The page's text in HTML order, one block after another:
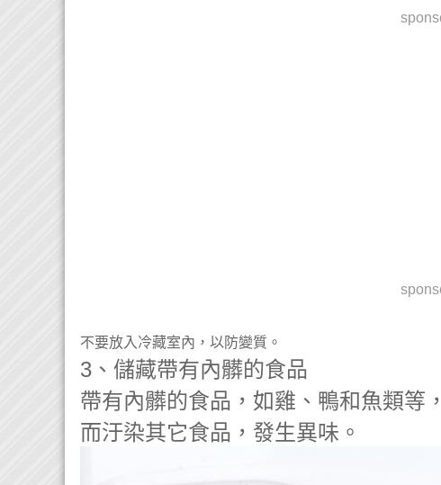
不要放入冷藏室內，以防變質。
3、儲藏帶有內髒的食品
帶有內髒的食品，如雞、鴨和魚類等
而汙染其它食品，發生異味。